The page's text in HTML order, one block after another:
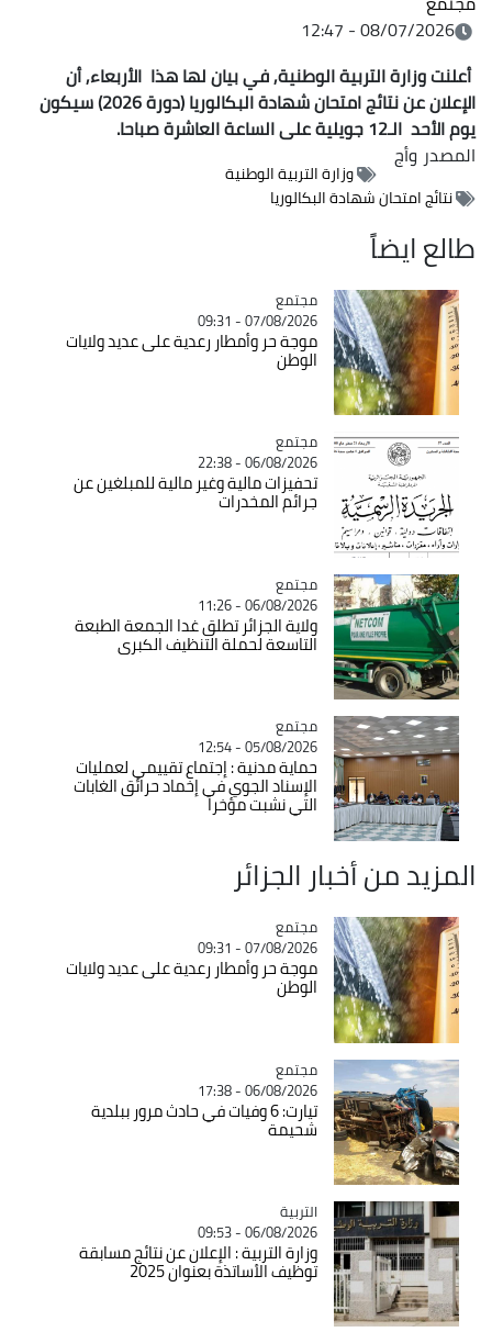
08/07/2026 - 12:47
أعلنت وزارة التربية الوطنية, في بيان لها هذا الأربعاء, أن
الإعلان عن نتائج امتحان شهادة البكالوريا (دورة 2026) سيكون
يوم الأحد الـ12 جويلية على الساعة العاشرة صباحا.
المصدروأج
وزارة التربية الوطنية
نتائج امتحان شهادة البكالوريا
طالع ايضاً
Catégorie
مجتمع
07/08/2026 - 09:31
موجة حر وأمطار رعدية على عديد ولايات
الوطن
Catégorie
مجتمع
06/08/2026 - 22:38
تحفيزات مالية وغير مالية للمبلغين عن
جرائم المخدرات
Catégorie
مجتمع
06/08/2026 - 11:26
ولاية الجزائر تطلق غدا الجمعة الطبعة
التاسعة لحملة التنظيف الكبرى
Catégorie
مجتمع
05/08/2026 - 12:54
حماية مدنية : إجتماع تقييمي لعمليات
الإسناد الجوي في إخماد حرائق الغابات
التي نشبت مؤخرا
المزيد من أخبار الجزائر
Catégorie
مجتمع
07/08/2026 - 09:31
موجة حر وأمطار رعدية على عديد ولايات
الوطن
Catégorie
مجتمع
06/08/2026 - 17:38
تيارت: 6 وفيات في حادث مرور ببلدية
شحيمة
Catégorie
التربية
06/08/2026 - 09:53
وزارة التربية : الإعلان عن نتائج مسابقة
توظيف الأساتذة بعنوان 2025